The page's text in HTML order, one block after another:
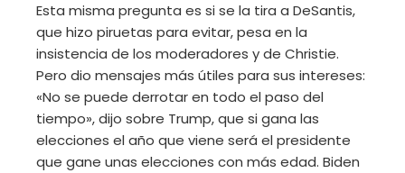
Esta misma pregunta es si se la tira a DeSantis,
que hizo piruetas para evitar, pesa en la
insistencia de los moderadores y de Christie.
Pero dio mensajes más útiles para sus intereses:
«No se puede derrotar en todo el paso del
tiempo», dijo sobre Trump, que si gana las
elecciones el año que viene será el presidente
que gane unas elecciones con más edad. Biden